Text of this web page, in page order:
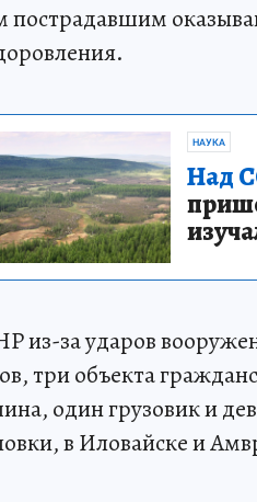
пострадавшим
НАУКА
Над
из-за ударов
три объекта
один грузовик и
в Иловайске и